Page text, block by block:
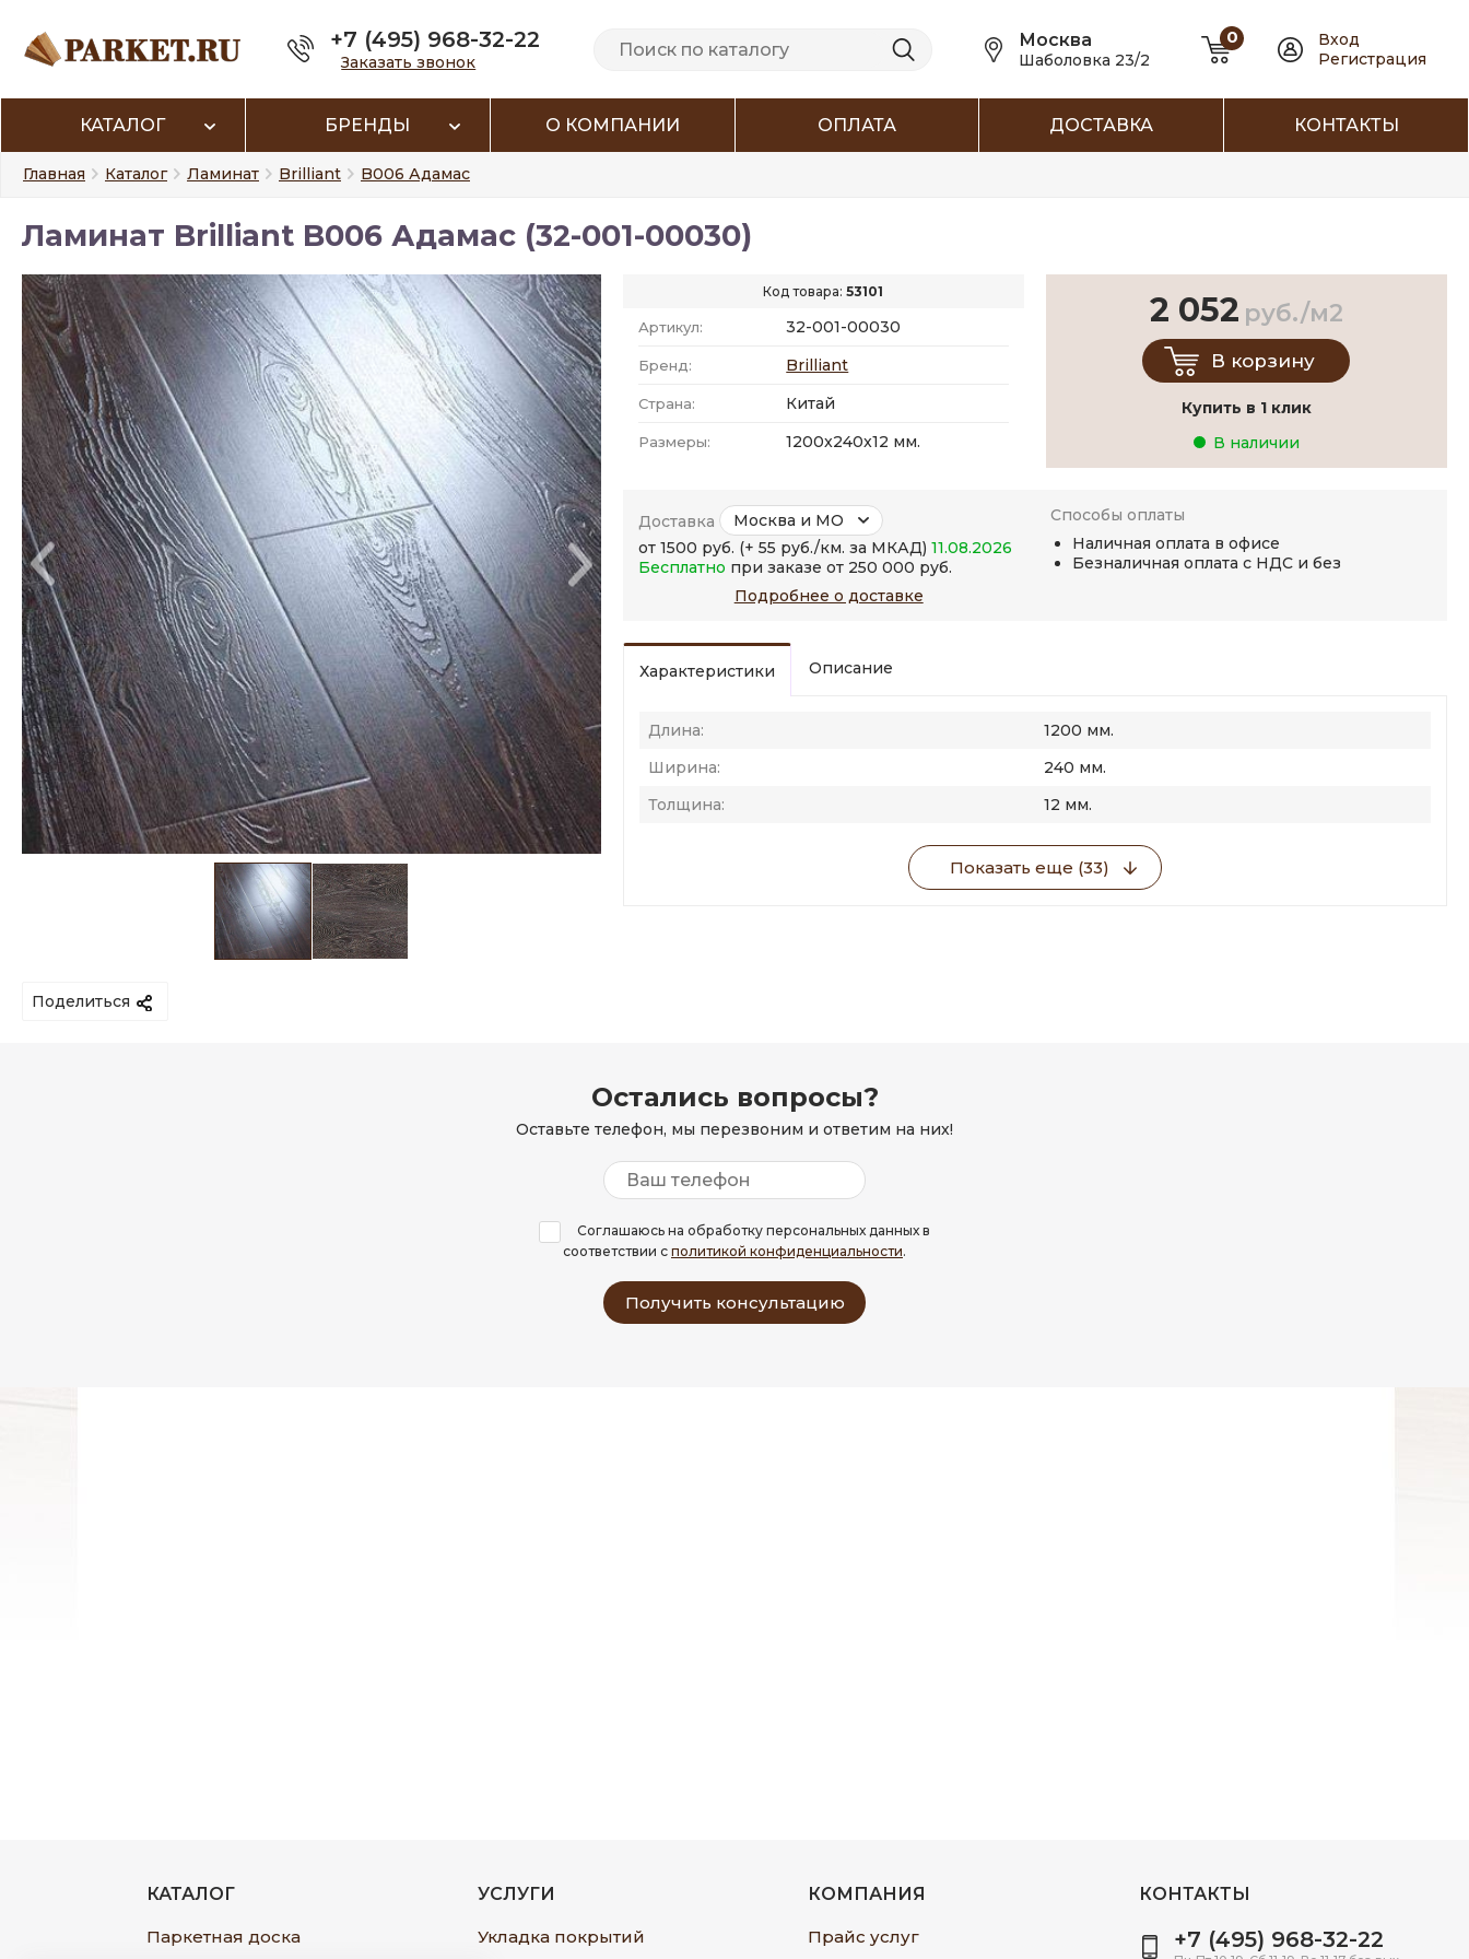
+7 (495) 968-32-22
Заказать звонок
Москва
Шаболовка 23/2
0
Вход
Регистрация
КАТАЛОГ БРЕНДЫ О КОМПАНИИ ОПЛАТА ДОСТАВКА КОНТАКТЫ
Главная Каталог Ламинат Brilliant B006 Адамас
Ламинат Brilliant B006 Адамас (32-001-00030)
Поделиться
Код товара:53101
Артикул: 32-001-00030
Бренд: Brilliant
Страна: Китай
Размеры: 1200x240x12 мм.
2 052 руб./м2
В корзину
Купить в 1 клик
В наличии
Доставка
Москва и МО
от 1500 руб. (+ 55 руб./км. за МКАД) 11.08.2026
Бесплатно при заказе от 250 000 руб.
Подробнее о доставке
Способы оплаты
Наличная оплата в офисе
Безналичная оплата с НДС и без
Характеристики Описание
Длина:
1200 мм.
Ширина:
240 мм.
Толщина:
12 мм.
Показать еще (33)
Остались вопросы?
Оставьте телефон, мы перезвоним и ответим на них!
Соглашаюсь на обработку персональных данных в
соответствии с политикой конфиденциальности.
Получить консультацию
КАТАЛОГ
Паркетная доска
УСЛУГИ
Укладка покрытий
КОМПАНИЯ
Прайс услуг
КОНТАКТЫ
+7 (495) 968-32-22